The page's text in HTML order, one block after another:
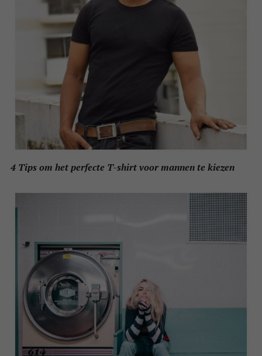
4 Tips om het perfecte T-shirt voor mannen te kiezen